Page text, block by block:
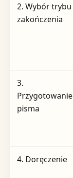
2. Wybór trybu
zakończenia
3.
Przygotowanie
pisma
4. Doręczenie